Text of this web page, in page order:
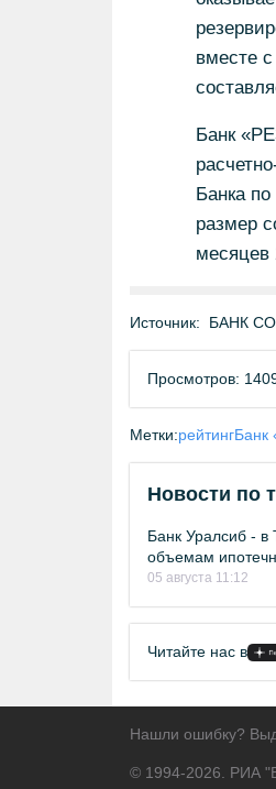
вместе
Банк
Банка
размер
месяцев
Источник: БАНК
Просмотров:
Метки:рейтингБанк
Новости по
Банк Уралсиб - в
объемам
05 августа 11:12
Читайте нас в
Нашли ошибку?
© 1994-2026. РИА